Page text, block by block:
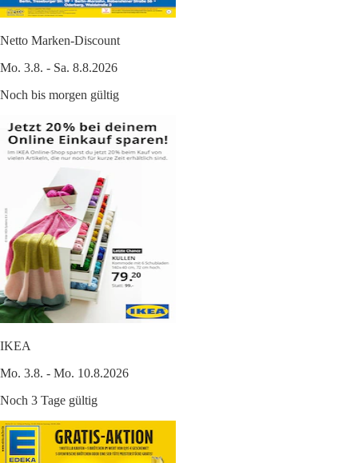
Netto Marken-Discount
Mo. 3.8. - Sa. 8.8.2026
Noch bis morgen gültig
IKEA
Mo. 3.8. - Mo. 10.8.2026
Noch 3 Tage gültig